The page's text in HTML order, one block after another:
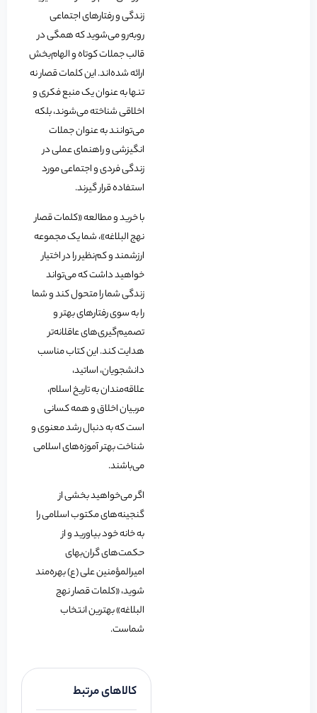
زندگی و رفتارهای اجتماعی
روبه‌رو می‌شوید که همگی در
قالب جملات کوتاه و الهام‌بخش
ارائه شده‌اند. این کلمات قصار نه
تنها به عنوان یک منبع فکری و
اخلاقی شناخته می‌شوند، بلکه
می‌توانند به عنوان جملات
انگیزشی و راهنمای عملی در
زندگی فردی و اجتماعی مورد
استفاده قرار گیرند.
با خرید و مطالعه «کلمات قصار
نهج البلاغه»، شما یک مجموعه
ارزشمند و کم‌نظیر را در اختیار
خواهید داشت که می‌تواند
زندگی شما را متحول کند و شما
را به سوی رفتارهای بهتر و
تصمیم‌گیری‌های عاقلانه‌تر
هدایت کند. این کتاب مناسب
دانشجویان، اساتید،
علاقه‌مندان به تاریخ اسلام،
مربیان اخلاق و همه کسانی
است که به دنبال رشد معنوی و
شناخت بهتر آموزه‌های اسلامی
می‌باشند.
اگر می‌خواهید بخشی از
گنجینه‌های مکتوب اسلامی را
به خانه خود بیاورید و از
حکمت‌های گران‌بهای
امیرالمؤمنین علی (ع) بهره‌مند
شوید، «کلمات قصار نهج
البلاغه» بهترین انتخاب
شماست.
کالاهای مرتبط